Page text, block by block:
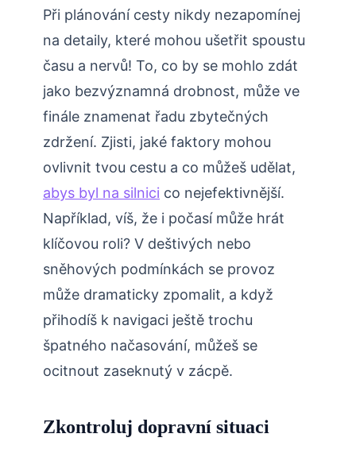
Při plánování cesty nikdy nezapomínej
na detaily, které mohou ušetřit spoustu
času a nervů! To, co by se mohlo zdát
jako bezvýznamná drobnost, může ve
finále znamenat řadu zbytečných
zdržení. Zjisti, jaké faktory mohou
ovlivnit tvou cestu a co můžeš udělat,
abys byl na silnici co nejefektivnější.
Například, víš, že i počasí může hrát
klíčovou roli? V deštivých nebo
sněhových podmínkách se provoz
může dramaticky zpomalit, a když
přihodíš k navigaci ještě trochu
špatného načasování, můžeš se
ocitnout zaseknutý v zácpě.
Zkontroluj dopravní situaci